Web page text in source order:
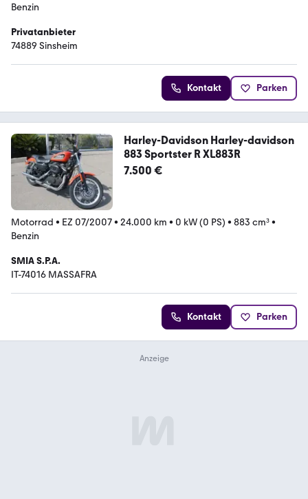
Benzin
Privatanbieter
74889 Sinsheim
Kontakt Parken
Harley-Davidson Harley-davidson
883 Sportster R XL883R
7.500 €
Motorrad • EZ 07/2007• 24.000 km • 0 kW (0 PS) • 883 cm³•
Benzin
SMIA S.P.A.
IT-74016 MASSAFRA
Kontakt Parken